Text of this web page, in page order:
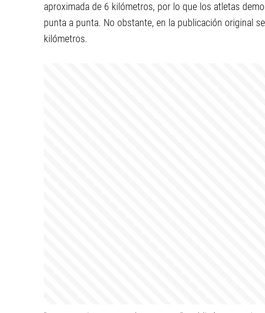
aproximada de 6 kilómetros, por lo que los atletas
punta a punta. No obstante, en la publicación original
kilómetros.